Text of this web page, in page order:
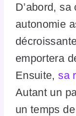
D’abord,
autonomie
emportera
Ensuite,sa
Autant un
un temps